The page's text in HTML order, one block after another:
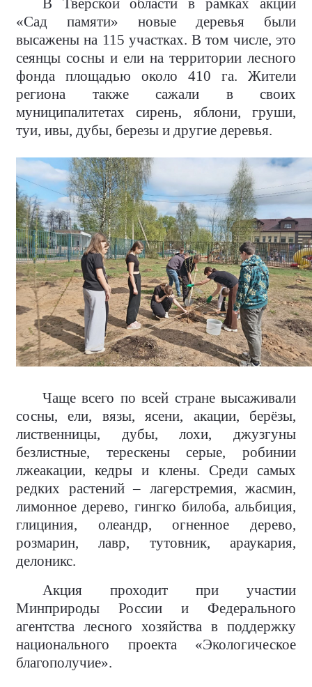
В Тверской области в рамках акции
«Сад памяти» новые деревья были
высажены на 115 участках. В том числе, это
сеянцы сосны и ели на территории лесного
фонда площадью около 410 га. Жители
региона также сажали в своих
муниципалитетах сирень, яблони, груши,
туи, ивы, дубы, березы и другие деревья.
Чаще всего по всей стране высаживали
сосны, ели, вязы, ясени, акации, берёзы,
лиственницы, дубы, лохи, джузгуны
безлистные, терескены серые, робинии
лжеакации, кедры и клены. Среди самых
редких растений – лагерстремия, жасмин,
лимонное дерево, гингко билоба, альбиция,
глициния, олеандр, огненное дерево,
розмарин, лавр, тутовник, араукария,
делоникс.
Акция проходит при участии
Минприроды России и Федерального
агентства лесного хозяйства в поддержку
национального проекта «Экологическое
благополучие».